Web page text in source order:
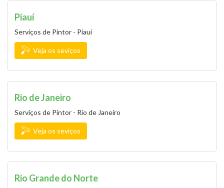
Piauí
Serviços de Pintor - Piauí
Veja os seviços
Rio de Janeiro
Serviços de Pintor - Rio de Janeiro
Veja os seviços
Rio Grande do Norte